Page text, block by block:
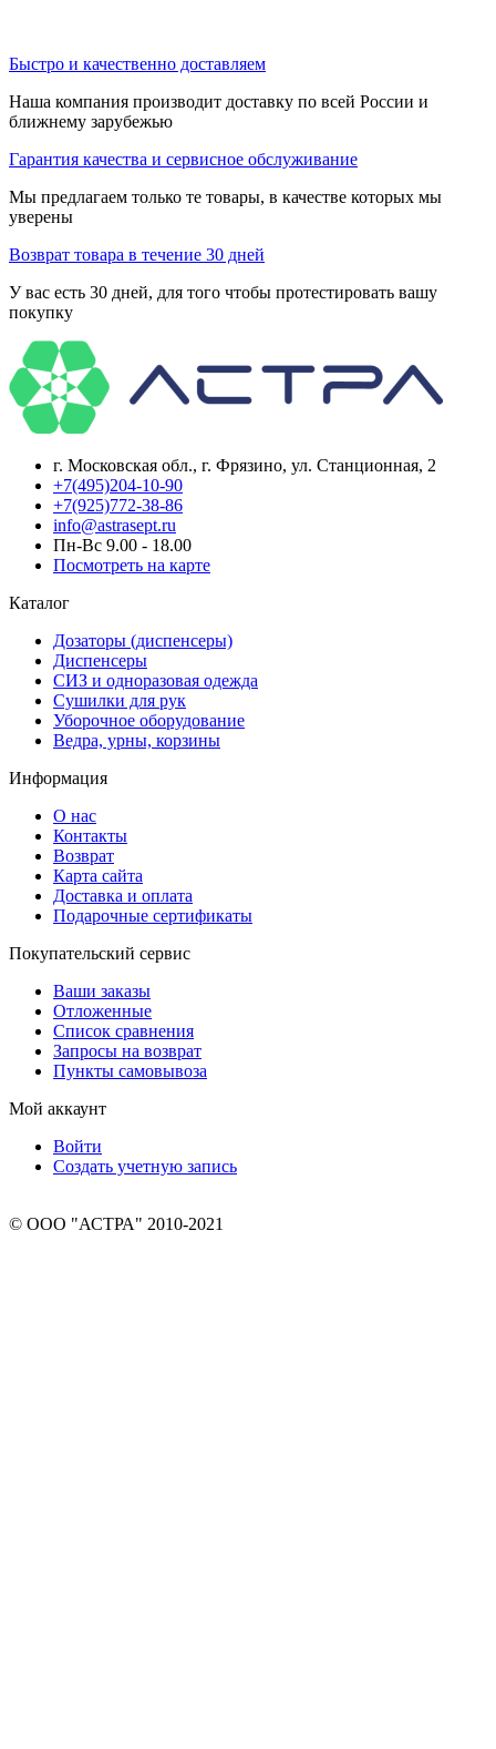
Быстро и качественно доставляем
Наша компания производит доставку по всей России и
ближнему зарубежью
Гарантия качества и сервисное обслуживание
Мы предлагаем только те товары, в качестве которых мы
уверены
Возврат товара в течение 30 дней
У вас есть 30 дней, для того чтобы протестировать вашу
покупку
г. Московская обл., г. Фрязино, ул. Станционная, 2
+7(495)204-10-90
+7(925)772-38-86
info@astrasept.ru
Пн-Вс 9.00 - 18.00
Посмотреть на карте
Каталог
Дозаторы (диспенсеры)
Диспенсеры
СИЗ и одноразовая одежда
Сушилки для рук
Уборочное оборудование
Ведра, урны, корзины
Информация
О нас
Контакты
Возврат
Карта сайта
Доставка и оплата
Подарочные сертификаты
Покупательский сервис
Ваши заказы
Отложенные
Список сравнения
Запросы на возврат
Пункты самовывоза
Мой аккаунт
Войти
Создать учетную запись
© ООО "АСТРА" 2010-2021